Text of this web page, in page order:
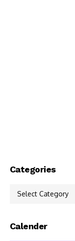
Categories
Categories
Calender